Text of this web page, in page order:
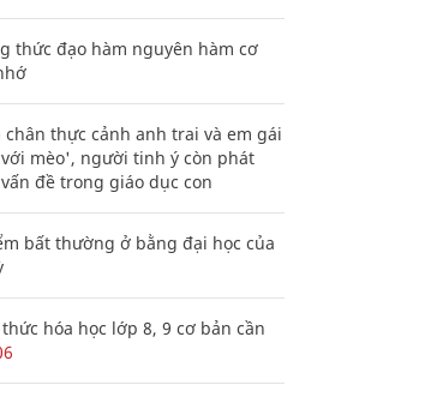
thức đạo hàm nguyên hàm cơ
chân thực cảnh anh trai và em gái
mèo', người tinh ý còn phát
đề trong giáo dục con
bất thường ở bằng đại học của
thức hóa học lớp 8, 9 cơ bản cần